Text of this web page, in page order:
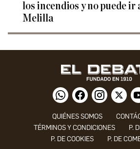
los incendios y no puede ir
Melilla
QUIÉNES SOMOS
TÉRMINOS Y CONDICIONES
P.
P. DE COOKIES
P. DE